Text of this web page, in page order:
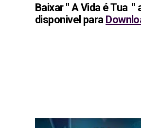
Baixar " A Vida é Tua
disponivel para